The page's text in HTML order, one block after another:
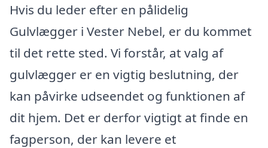
Hvis du leder efter en pålidelig
Gulvlægger i Vester Nebel, er du kommet
til det rette sted. Vi forstår, at valg af
gulvlægger er en vigtig beslutning, der
kan påvirke udseendet og funktionen af
dit hjem. Det er derfor vigtigt at finde en
fagperson, der kan levere et